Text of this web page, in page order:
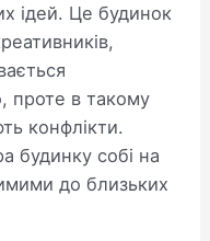
ідей. Це будинок
проте в такому
конфлікти.
будинку собі на
до близьких